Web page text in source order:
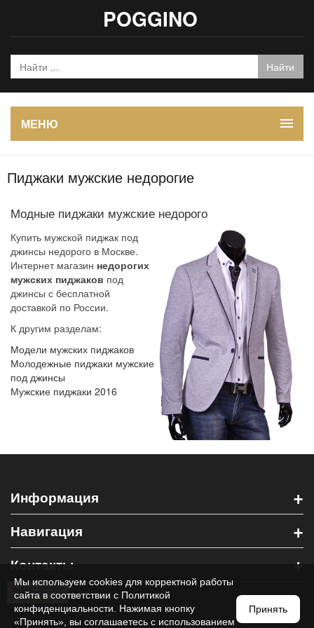
POGGINO
МЕНЮ
Пиджаки мужские недорогие
Модные пиджаки мужские недорого
Купить мужской пиджак под
джинсы недорого в Москве.
Интернет магазин недорогих
мужских пиджаков под
джинсы с бесплатной
доставкой по России.
К другим разделам:
Модели мужских пиджаков
Молодежные пиджаки мужские
под джинсы
Мужские пиджаки 2016
Информация +
Навигация +
Контакты +
Мы используем cookies для корректной работы
сайта в соответствии с Политикой
конфиденциальности . Нажимая кнопку
«Принять», вы соглашаетесь с использованием
Принять